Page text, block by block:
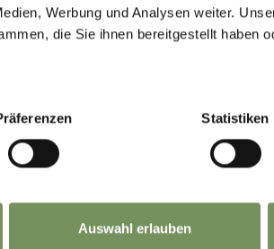
Werbung und Analysen weiter.
die Sie ihnen bereitgestellt haben
Statistiken
Auswahl erlauben